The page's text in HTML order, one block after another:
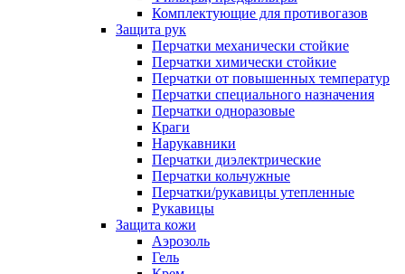
Комплектующие для противогазов
Защита рук
Перчатки механически стойкие
Перчатки химически стойкие
Перчатки от повышенных температур
Перчатки специального назначения
Перчатки одноразовые
Краги
Нарукавники
Перчатки диэлектрические
Перчатки кольчужные
Перчатки/рукавицы утепленные
Рукавицы
Защита кожи
Аэрозоль
Гель